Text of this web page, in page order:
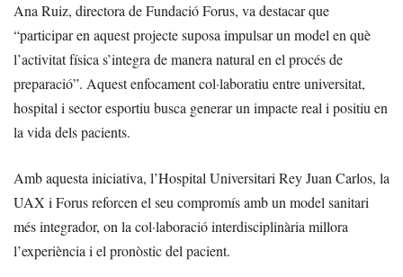
Ana Ruiz, directora de Fundació Forus, va destacar que
“participar en aquest projecte suposa impulsar un model en què
l’activitat física s’integra de manera natural en el procés de
preparació”. Aquest enfocament col·laboratiu entre universitat,
hospital i sector esportiu busca generar un impacte real i positiu en
la vida dels pacients.
Amb aquesta iniciativa, l’Hospital Universitari Rey Juan Carlos, la
UAX i Forus reforcen el seu compromís amb un model sanitari
més integrador, on la col·laboració interdisciplinària millora
l’experiència i el pronòstic del pacient.